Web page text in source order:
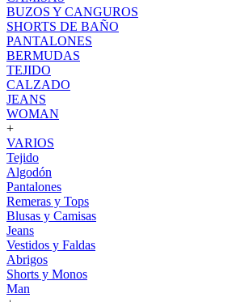
BUZOS Y CANGUROS
SHORTS DE BAÑO
PANTALONES
BERMUDAS
TEJIDO
CALZADO
JEANS
WOMAN
+
VARIOS
Tejido
Algodón
Pantalones
Remeras y Tops
Blusas y Camisas
Jeans
Vestidos y Faldas
Abrigos
Shorts y Monos
Man